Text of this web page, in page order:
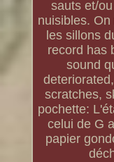
sauts et/
nuisibles.
les sillons
record has
sound
scratches,
pochette:
celui de G
papier